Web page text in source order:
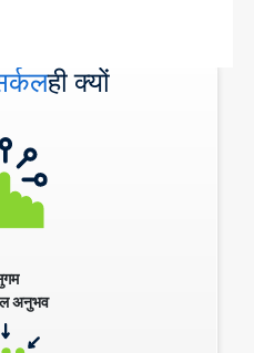
ही क्यों
अनुभव